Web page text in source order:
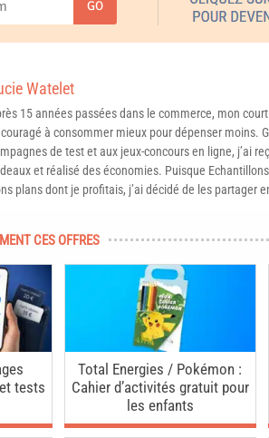
GO
Watelet
15 années passées dans le commerce, mon
à consommer mieux pour dépenser moins.
de test et aux jeux-concours en ligne, j’ai
et réalisé des économies. Puisque
plans dont je profitais, j’ai décidé de les partager
CES OFFRES
tests
Total Energies / Pokémon :
Cahier d’activités gratuit pour
les enfants